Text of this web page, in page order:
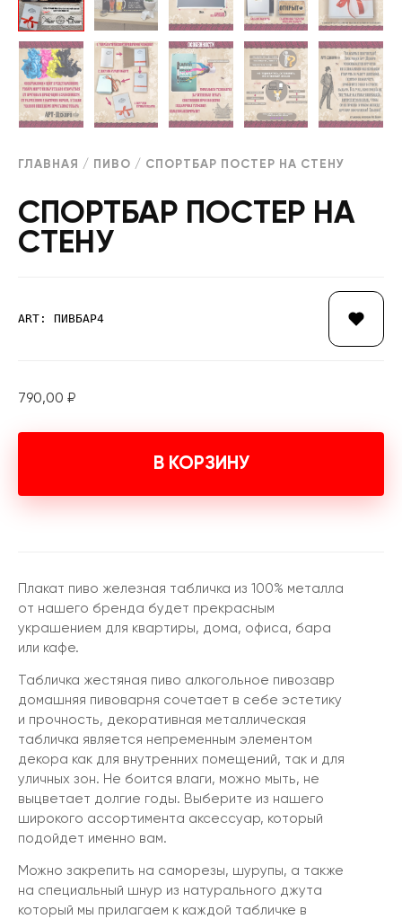
ГЛАВНАЯ / ПИВО / СПОРТБАР ПОСТЕР НА СТЕНУ
СПОРТБАР ПОСТЕР НА
СТЕНУ
ART: ПИВБАР4
790,00 ₽
В КОРЗИНУ
Плакат пиво железная табличка из 100% металла
от нашего бренда будет прекрасным
украшением для квартиры, дома, офиса, бара
или кафе.
Табличка жестяная пиво алкогольное пивозавр
домашняя пивоварня сочетает в себе эстетику
и прочность, декоративная металлическая
табличка является непременным элементом
декора как для внутренних помещений, так и для
уличных зон. Не боится влаги, можно мыть, не
выцветает долгие годы. Выберите из нашего
широкого ассортимента аксессуар, который
подойдет именно вам.
Можно закрепить на саморезы, шурупы, а также
на специальный шнур из натурального джута
который мы прилагаем к каждой табличке в